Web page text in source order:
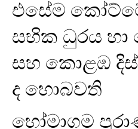
එසේම කෝට්ටේ
සභික ධුරය
සහ කොළඹ
ද හොබවති
හෝමාගම